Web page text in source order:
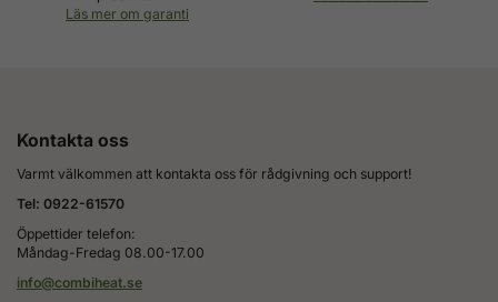
Läs mer om garanti
Kontakta oss
Varmt välkommen att kontakta oss för rådgivning och support!
Tel: 0922-61570
Öppettider telefon:
Måndag-Fredag 08.00-17.00
info@combiheat.se